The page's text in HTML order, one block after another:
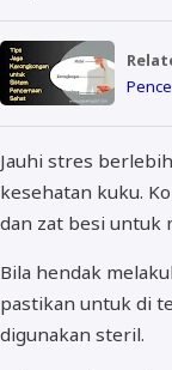
Jauhi stres
kesehatan kuku.
dan zat besi untuk
Bila hendak
pastikan untuk di
digunakan steril.